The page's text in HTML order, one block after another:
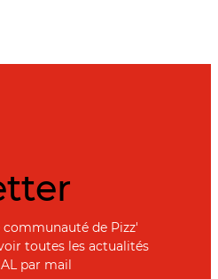
de Pizz'
toutes les actualités
par mail